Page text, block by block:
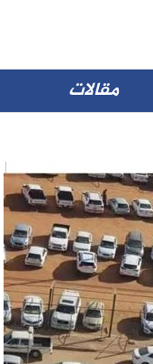
مقالات